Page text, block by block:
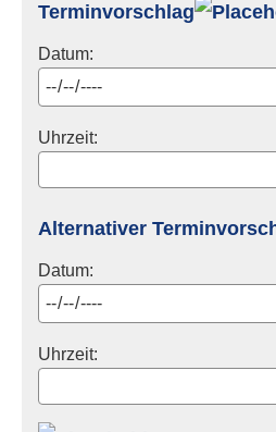
Terminvorschlag
Datum:
Uhrzeit:
Alternativer
Datum:
Uhrzeit: